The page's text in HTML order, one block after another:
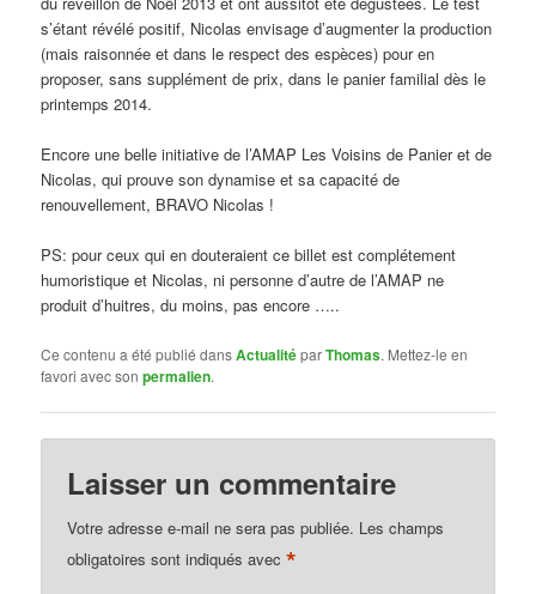
s’étant révélé positif, Nicolas envisage d’augmenter la production
(mais raisonnée et dans le respect des espèces) pour en
proposer, sans supplément de prix, dans le panier familial dès le
printemps 2014.
Encore une belle initiative de l’AMAP Les Voisins de Panier et de
Nicolas, qui prouve son dynamise et sa capacité de
renouvellement, BRAVO Nicolas !
PS: pour ceux qui en douteraient ce billet est complétement
humoristique et Nicolas, ni personne d’autre de l’AMAP ne
produit d’huitres, du moins, pas encore …..
Ce contenu a été publié dansActualitéparThomas. Mettez-le en
favori avec sonpermalien.
Laisser un commentaire
Votre adresse e-mail ne sera pas publiée. Les champs
obligatoires sont indiqués avec*